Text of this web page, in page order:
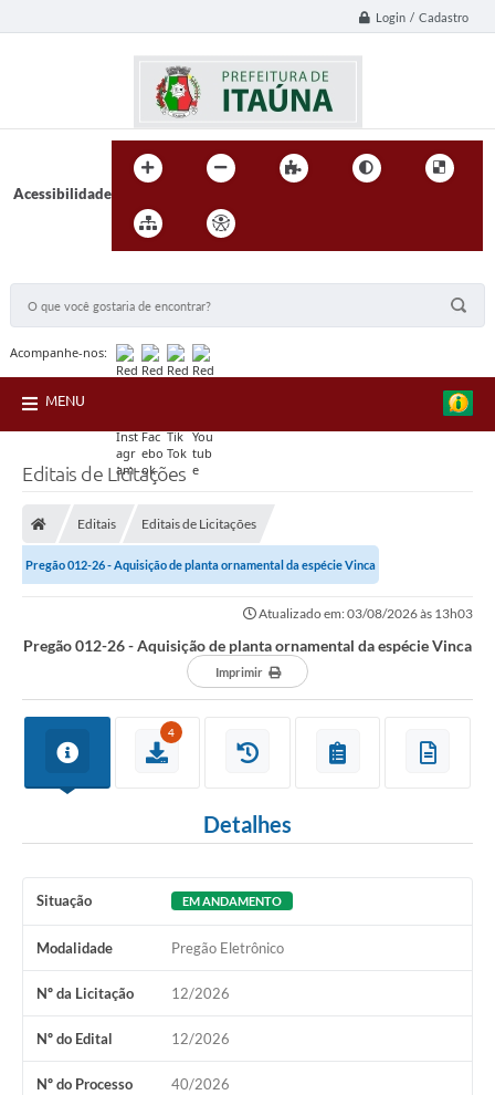
Login / Cadastro
Acessibilidade
Acompanhe-nos:
MENU
Editais de Licitações
Editais Editais de Licitações
Pregão 012-26 - Aquisição de planta ornamental da espécie Vinca
Atualizado em: 03/08/2026 às 13h03
Pregão 012-26 - Aquisição de planta ornamental da espécie Vinca
Imprimir
4
Detalhes
Situação EM ANDAMENTO
Modalidade Pregão Eletrônico
Nº da Licitação 12/2026
Nº do Edital 12/2026
Nº do Processo 40/2026